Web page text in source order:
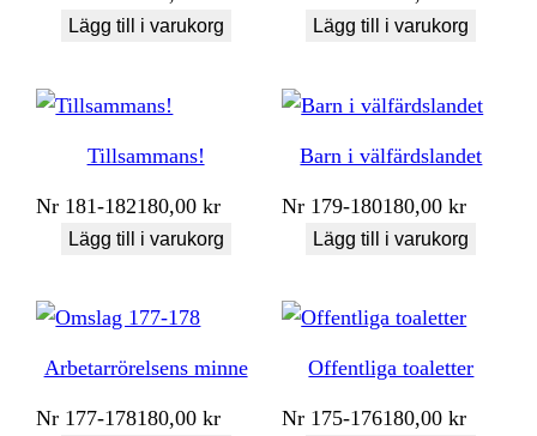
Lägg till i varukorg Lägg till i varukorg
Tillsammans!
Nr 181-182180,00kr
Lägg till i varukorg
Barn i välfärdslandet
Nr 179-180180,00kr
Lägg till i varukorg
Arbetarrörelsens minne
Nr 177-178180,00kr
Offentliga toaletter
Nr 175-176180,00kr